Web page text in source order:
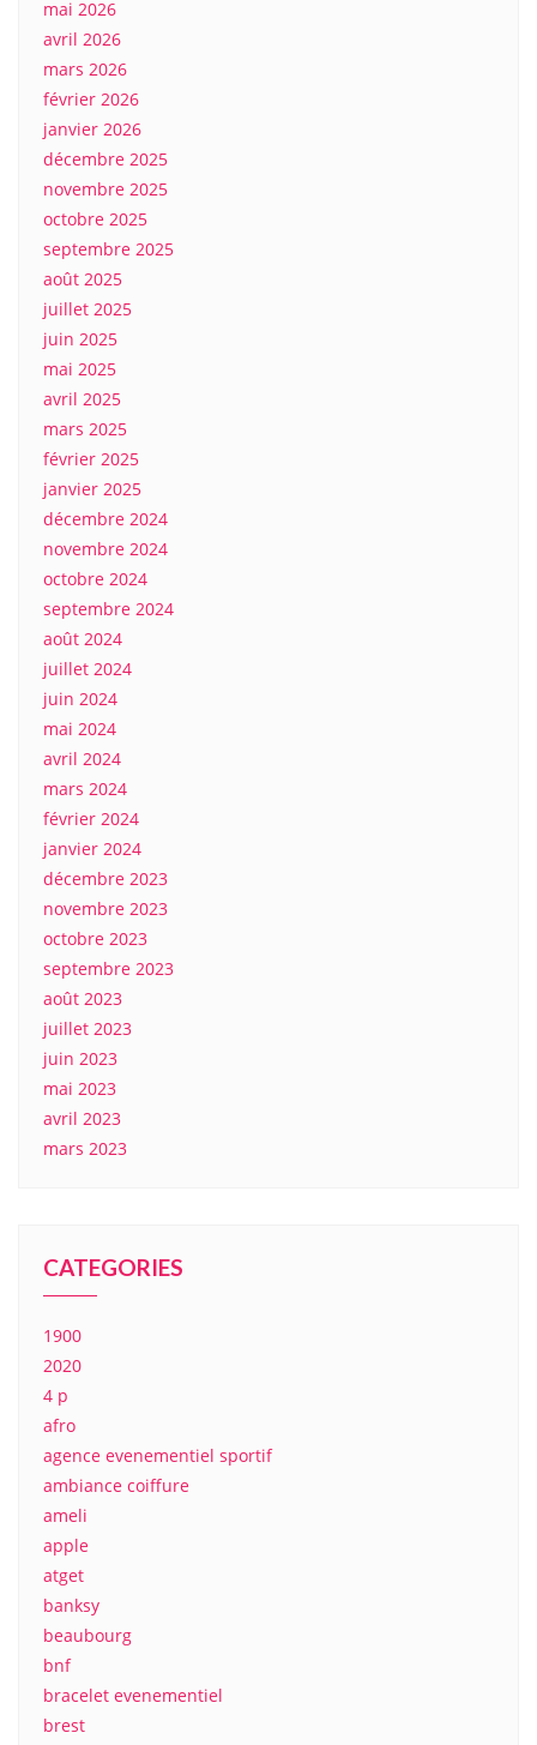
mai 2026
avril 2026
mars 2026
février 2026
janvier 2026
décembre 2025
novembre 2025
octobre 2025
septembre 2025
août 2025
juillet 2025
juin 2025
mai 2025
avril 2025
mars 2025
février 2025
janvier 2025
décembre 2024
novembre 2024
octobre 2024
septembre 2024
août 2024
juillet 2024
juin 2024
mai 2024
avril 2024
mars 2024
février 2024
janvier 2024
décembre 2023
novembre 2023
octobre 2023
septembre 2023
août 2023
juillet 2023
juin 2023
mai 2023
avril 2023
mars 2023
CATEGORIES
1900
2020
4 p
afro
agence evenementiel sportif
ambiance coiffure
ameli
apple
atget
banksy
beaubourg
bnf
bracelet evenementiel
brest